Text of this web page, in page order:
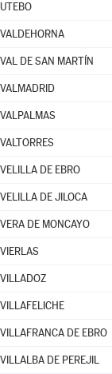
UTEBO
VALDEHORNA
VAL DE SAN MARTÍN
VALMADRID
VALPALMAS
VALTORRES
VELILLA DE EBRO
VELILLA DE JILOCA
VERA DE MONCAYO
VIERLAS
VILLADOZ
VILLAFELICHE
VILLAFRANCA DE EBRO
VILLALBA DE PEREJIL